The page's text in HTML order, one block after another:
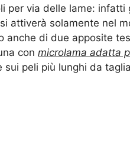
per via delle lame:
attiverà solamente nel
anche di due apposite
con microlama adatta
sui peli più lunghi da